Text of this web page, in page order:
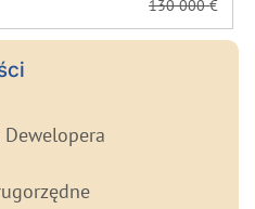
130 000€